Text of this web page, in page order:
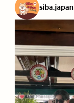
siba.japan